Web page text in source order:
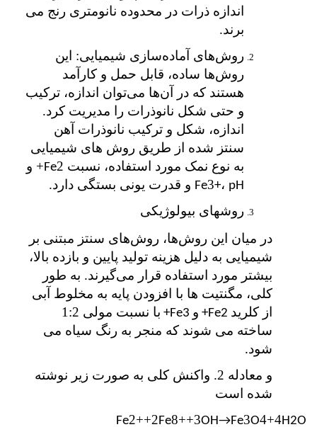
اندازه ذرات در محدوده نانومتری رنج می
برند.
روش‌های آماده‌سازی شیمیایی: این
روش‌ها ساده، قابل حمل و کارآمد
هستند که در آن‌ها می‌توان اندازه، ترکیب
و حتی شکل نانوذرات را مدیریت کرد.
اندازه، شکل و ترکیب نانوذرات آهن
سنتز شده از طریق روش های شیمیایی
به نوع نمک مورد استفاده، نسبت
Fe2+ و
Fe3+، pH
و قدرت یونی بستگی دارد.
روشهای بیولوژیکی
در میان این روش‌ها، روش‌های سنتز مبتنی بر
شیمیایی به دلیل هزینه تولید پایین و بازده بالا،
بیشتر مورد استفاده قرار می‌گیرند. به طور
کلی، مگنتیت ها با افزودن پایه به مخلوط آبی
از کلرید
و
با نسبت مولی 1:2
ساخته می شوند که منجر به رنگ سیاه می
شود.
و معادله 2. واکنش کلی به صورت زیر نوشته
شده است
Fe 2++2 Fe 3++8OH→Fe3O4+4H2O